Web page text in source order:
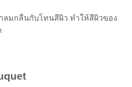
มกลืนกับโทนสีผิว ทำให้สีผิวของ